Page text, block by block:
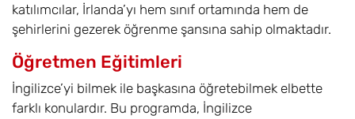
katılımcılar, İrlanda’yı hem sınıf ortamında hem de
şehirlerini gezerek öğrenme şansına sahip olmaktadır.
Öğretmen Eğitimleri
İngilizce’yi bilmek ile başkasına öğretebilmek elbette
farklı konulardır. Bu programda, İngilizce